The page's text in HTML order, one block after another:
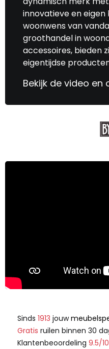
innovatieve en eigen
woonwens van
groothandel in
accessoires, bieden
eigentijdse
Bekijk de video en
Sinds 1913 jouw
Gratis ruilen binnen 30
Klantenbeoordeling 9.5/10